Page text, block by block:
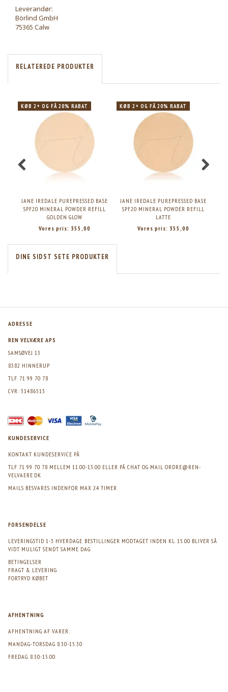
Leverandør:
Börlind GmbH
75365 Calw
RELATEREDE PRODUKTER
KØB 2+ OG FÅ 20% RABAT
JANE IREDALE PUREPRESSED BASE
SPF20 MINERAL POWDER REFILL
GOLDEN GLOW
Vores pris: 355,00
KØB 2+ OG FÅ 20% RABAT
JANE IREDALE PUREPRESSED BASE
SPF20 MINERAL POWDER REFILL
LATTE
Vores pris: 355,00
DINE SIDST SETE PRODUKTER
ADRESSE
REN VELVÆRE APS
SAMSØVEJ 13
8382 HINNERUP
TLF. 71 99 70 78
CVR: 31486513
KUNDESERVICE
KONTAKT KUNDESERVICE PÅ
TLF 71 99 70 78 MELLEM 11.00-13.00 ELLER PÅ CHAT OG MAIL ORDRE@REN-
VELVAERE.DK
MAILS BESVARES INDENFOR MAX 24 TIMER
FORSENDELSE
LEVERINGSTID 1-3 HVERDAGE. BESTILLINGER MODTAGET INDEN KL. 15.00 BLIVER SÅ
VIDT MULIGT SENDT SAMME DAG
BETINGELSER
FRAGT & LEVERING
FORTRYD KØBET
AFHENTNING
AFHENTNING AF VARER:
MANDAG-TORSDAG 8.30-15.30
FREDAG. 8.30-15.00